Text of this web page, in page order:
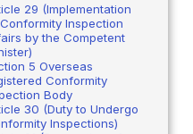
29 (Implementation
Inspection
by the Competent
5 Overseas
Conformity
Body
30 (Duty to Undergo
Inspections)